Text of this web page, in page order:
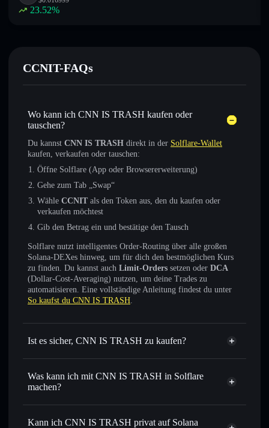
23.52%
CCNIT-FAQs
Wo kann ich CNN IS TRASH kaufen oder
tauschen?
Du kannst CNN IS TRASH direkt in der Solflare-Wallet
kaufen, verkaufen oder tauschen:
Öffne Solflare (App oder Browsererweiterung)
Gehe zum Tab „Swap“
Wähle CCNIT als den Token aus, den du kaufen oder
verkaufen möchtest
Gib den Betrag ein und bestätige den Tausch
Solflare nutzt intelligentes Order-Routing über alle großen
Solana-DEXes hinweg, um für dich den bestmöglichen Kurs
zu finden. Du kannst auch Limit-Orders setzen oder DCA
(Dollar-Cost-Averaging) nutzen, um deine Trades zu
automatisieren. Eine vollständige Anleitung findest du unter
So kaufst du CNN IS TRASH.
Ist es sicher, CNN IS TRASH zu kaufen?
CNN IS TRASH
nicht
Was kann ich mit CNN IS TRASH in Solflare
machen?
CNN IS TRASH
Solflare-Wallet
Sofort tauschen– handle CCNIT gegen SOL, USDC oder
Kann ich CNN IS TRASH privat auf Solana